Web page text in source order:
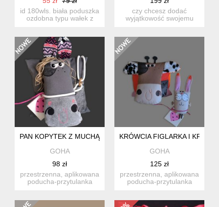
id 180wls. biała poduszka
ozdobna typu wałek z
czy chcesz dodać
wyjątkowość swojemu
PAN KOPYTEK Z MUCHĄ
GOHA
98 zł
przestrzenna, aplikowana
poducha-przytulanka
KRÓWCIA FIGLARKA I
GOHA
125 zł
przestrzenna, aplikowana
poducha-przytulanka